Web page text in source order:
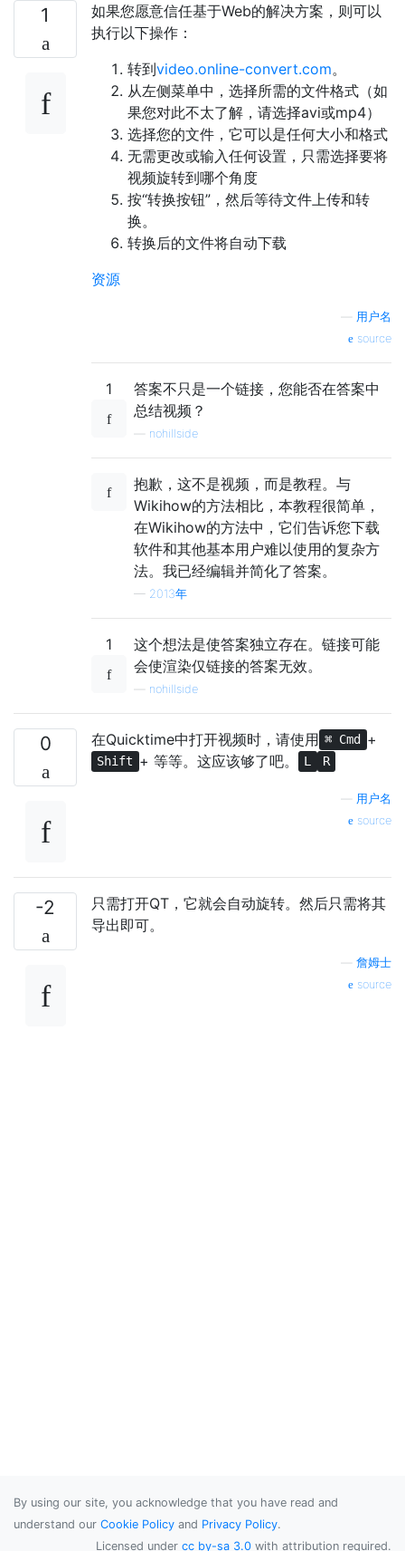
1
如果您愿意信任基于Web的解决方案，则可以
执行以下操作：
转到video.online-convert.com。
从左侧菜单中，选择所需的文件格式（如
果您对此不太了解，请选择avi或mp4）
选择您的文件，它可以是任何大小和格式
无需更改或输入任何设置，只需选择要将
视频旋转到哪个角度
按“转换按钮”，然后等待文件上传和转
换。
转换后的文件将自动下载
资源
用户名
source
1
答案不只是一个链接，您能否在答案中
总结视频？
nohillside
抱歉，这不是视频，而是教程。与
Wikihow的方法相比，本教程很简单，
在Wikihow的方法中，它们告诉您下载
软件和其他基本用户难以使用的复杂方
法。我已经编辑并简化了答案。
— 2013年
1
这个想法是使答案独立存在。链接可能
会使渲染仅链接的答案无效。
nohillside
0 在Quicktime中打开视频时，请使用 ⌘ Cmd +
Shift + 等等。这应该够了吧。 L R
用户名
source
-2
只需打开QT，它就会自动旋转。然后只需将其
导出即可。
詹姆士
source
By using our site, you acknowledge that you have read and
understand our Cookie Policy and Privacy Policy.
Licensed under cc by-sa 3.0 with attribution required.